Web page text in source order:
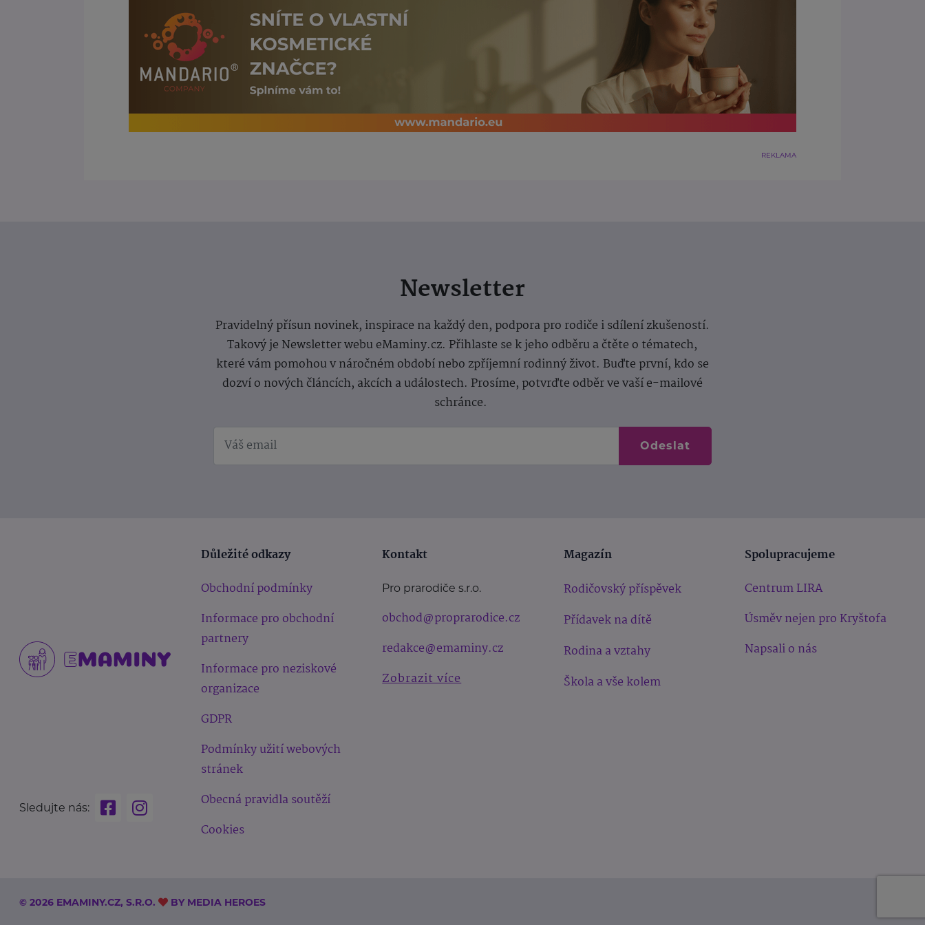
REKLAMA
Newsletter
Pravidelný přísun novinek, inspirace na každý den, podpora pro rodiče i sdílení zkušeností.
Takový je Newsletter webu eMaminy.cz. Přihlaste se k jeho odběru a čtěte o tématech,
které vám pomohou v náročném období nebo zpříjemní rodinný život. Buďte první, kdo se
dozví o nových článcích, akcích a událostech. Prosíme, potvrďte odběr ve vaší e-mailové
schránce.
Odeslat
Sledujte nás:
Důležité odkazy
Obchodní podmínky
Informace pro obchodní
partnery
Informace pro neziskové
organizace
GDPR
Podmínky užití webových
stránek
Obecná pravidla soutěží
Cookies
Kontakt
Pro prarodiče s.r.o.
obchod@proprarodice.cz
redakce@emaminy.cz
Zobrazit více
Magazín
Rodičovský příspěvek
Přídavek na dítě
Rodina a vztahy
Škola a vše kolem
Spolupracujeme
Centrum LIRA
Úsměv nejen pro Kryštofa
Napsali o nás
© 2026 EMAMINY.CZ, S.R.O. BY MEDIA HEROES